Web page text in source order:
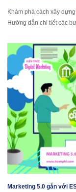
Khám phá cách xây
Hướng dẫn chi tiết các
Marketing 5.0 gắn với